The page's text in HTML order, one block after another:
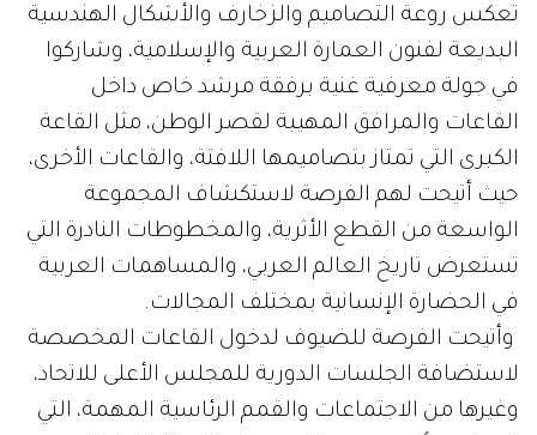
تعكس روعة التصاميم والزخارف والأشكال الهندسية
البديعة لفنون العمارة العربية والإسلامية، وشاركوا
في جولة معرفية غنية برفقة مرشد خاص داخل
القاعات والمرافق المهيبة لقصر الوطن، مثل القاعة
الكبرى التي تمتاز بتصاميمها اللافتة، والقاعات الأخرى،
حيث أتيحت لهم الفرصة لاستكشاف المجموعة
الواسعة من القطع الأثرية، والمخطوطات النادرة التي
تستعرض تاريخ العالم العربي، والمساهمات العربية
في الحضارة الإنسانية بمختلف المجالات.
وأتيحت الفرصة للضيوف لدخول القاعات المخصصة
لاستضافة الجلسات الدورية للمجلس الأعلى للاتحاد،
وغيرها من الاجتماعات والقمم الرئاسية المهمة، التي